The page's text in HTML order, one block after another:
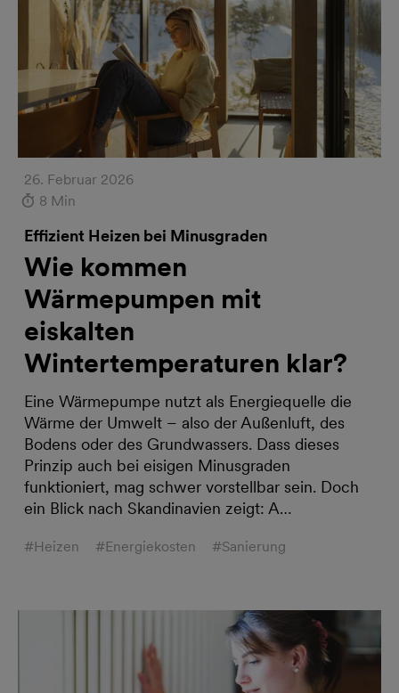
26. Februar 2026
8 Min
Effizient Heizen bei Minusgraden
Wie kommen
Wärmepumpen mit
eiskalten
Wintertemperaturen klar?
Eine Wärmepumpe nutzt als Energiequelle die
Wärme der Umwelt – also der Außenluft, des
Bodens oder des Grundwassers. Dass dieses
Prinzip auch bei eisigen Minusgraden
funktioniert, mag schwer vorstellbar sein. Doch
ein Blick nach Skandinavien zeigt: A…
#Heizen #Energiekosten #Sanierung